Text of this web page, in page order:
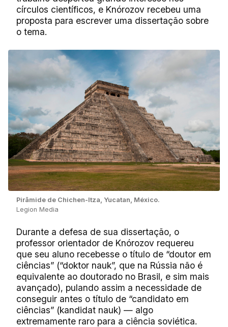
círculos científicos, e Knórozov recebeu uma
proposta para escrever uma dissertação sobre
o tema.
Pirâmide de Chichen-Itza, Yucatan, México.
Legion Media
Durante a defesa de sua dissertação, o
professor orientador de Knórozov requereu
que seu aluno recebesse o título de “doutor em
ciências” (“doktor nauk”, que na Rússia não é
equivalente ao doutorado no Brasil, e sim mais
avançado), pulando assim a necessidade de
conseguir antes o título de “candidato em
ciências” (kandidat nauk) — algo
extremamente raro para a ciência soviética.